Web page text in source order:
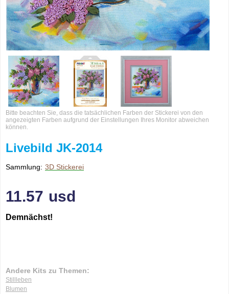
Bitte beachten Sie, dass die tatsächlichen Farben der Stickerei von den
angezeigten Farben aufgrund der Einstellungen Ihres Monitor abweichen
können.
Livebild JK-2014
Sammlung: 3D Stickerei
11.57 usd
Demnächst!
Andere Kits zu Themen:
Stillleben
Blumen